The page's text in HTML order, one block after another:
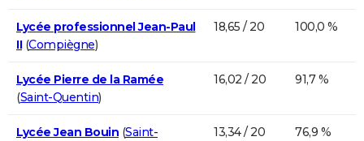
Lycée professionnel Jean-Paul
II(Compiègne)
18,65 / 20 100,0 %
Lycée Pierre de la Ramée
(Saint-Quentin)
16,02 / 20 91,7 %
Lycée Jean Bouin (Saint-
13,34 / 20 76,9 %